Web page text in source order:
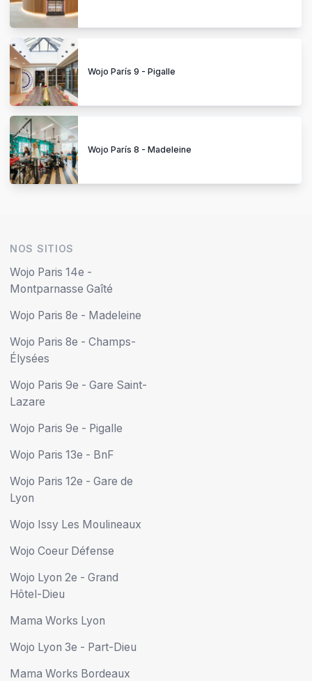
Wojo París 9 - Pigalle
Wojo París 8 - Madeleine
NOS SITIOS
Wojo Paris 14e -
Montparnasse Gaîté
Wojo Paris 8e - Madeleine
Wojo Paris 8e - Champs-
Élysées
Wojo Paris 9e - Gare Saint-
Lazare
Wojo Paris 9e - Pigalle
Wojo Paris 13e - BnF
Wojo Paris 12e - Gare de
Lyon
Wojo Issy Les Moulineaux
Wojo Coeur Défense
Wojo Lyon 2e - Grand
Hôtel-Dieu
Mama Works Lyon
Wojo Lyon 3e - Part-Dieu
Mama Works Bordeaux